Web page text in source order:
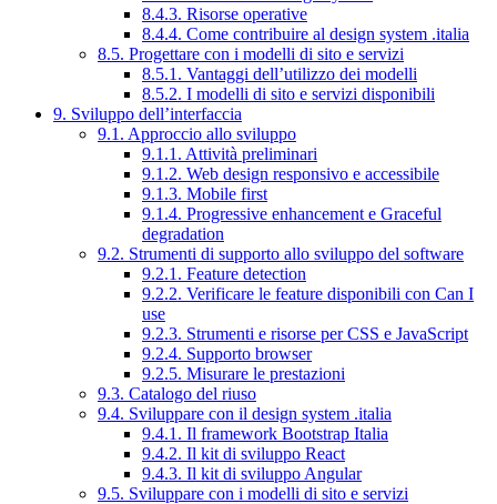
8.4.3. Risorse operative
8.4.4. Come contribuire al design system .italia
8.5. Progettare con i modelli di sito e servizi
8.5.1. Vantaggi dell’utilizzo dei modelli
8.5.2. I modelli di sito e servizi disponibili
9. Sviluppo dell’interfaccia
9.1. Approccio allo sviluppo
9.1.1. Attività preliminari
9.1.2. Web design responsivo e accessibile
9.1.3. Mobile first
9.1.4. Progressive enhancement e Graceful
degradation
9.2. Strumenti di supporto allo sviluppo del software
9.2.1. Feature detection
9.2.2. Verificare le feature disponibili con Can I
use
9.2.3. Strumenti e risorse per CSS e JavaScript
9.2.4. Supporto browser
9.2.5. Misurare le prestazioni
9.3. Catalogo del riuso
9.4. Sviluppare con il design system .italia
9.4.1. Il framework Bootstrap Italia
9.4.2. Il kit di sviluppo React
9.4.3. Il kit di sviluppo Angular
9.5. Sviluppare con i modelli di sito e servizi